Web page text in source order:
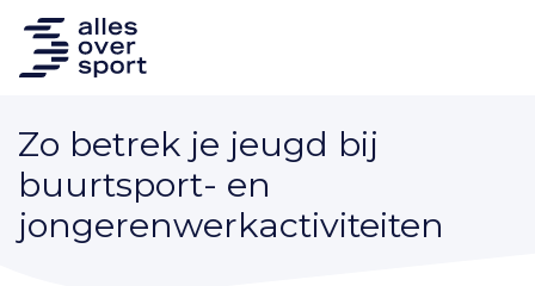
Zo betrek je jeugd bij
buurtsport- en
jongerenwerkactiviteiten